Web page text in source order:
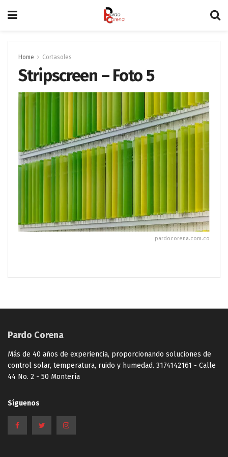
Home Cortasoles
Stripscreen – Foto 5
pardocorena.com.co
Pardo Corena
Más de 40 años de experiencia, proporcionando soluciones de
control solar, temperatura, ruido y humedad. 3174142161 - Calle
44 No. 2 - 50 Montería
Síguenos